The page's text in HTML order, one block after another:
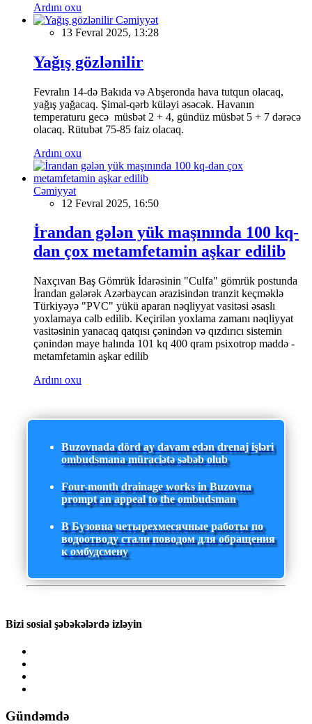
Ardını oxu
Cəmiyyət
13 Fevral 2025, 13:28
Yağış gözlənilir
Fevralın 14-də Bakıda və Abşeronda hava tutqun olacaq,
yağış yağacaq. Şimal-qərb küləyi əsəcək. Havanın
temperaturu gecə müsbət 2 + 4, gündüz müsbət 5 + 7 dərəcə
olacaq. Rütubət 75-85 faiz olacaq.
Ardını oxu
Cəmiyyət
12 Fevral 2025, 16:50
İrandan gələn yük maşınında 100 kq-
dan çox metamfetamin aşkar edilib
Naxçıvan Baş Gömrük İdarəsinin "Culfa" gömrük postunda
İrandan gələrək Azərbaycan ərazisindən tranzit keçməklə
Türkiyəyə "PVC" yükü aparan nəqliyyat vasitəsi əsaslı
yoxlamaya cəlb edilib. Keçirilən yoxlama zamanı nəqliyyat
vasitəsinin yanacaq qatqısı çənindən və qızdırıcı sistemin
çənindən maye halında 101 kq 400 qram psixotrop maddə -
metamfetamin aşkar edilib
Ardını oxu
Buzovnada dörd ay davam edən drenaj işləri
ombudsmana müraciətə səbəb olub
Four-month drainage works in Buzovna
prompt an appeal to the ombudsman
В Бузовна четырехмесячные работы по
водоотводу стали поводом для обращения
к омбудсмену
Bizi sosial şəbəkələrdə izləyin
Gündəmdə